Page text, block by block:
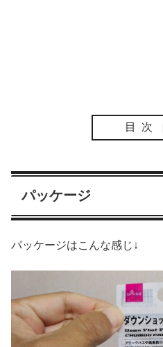
目次
パッケージ
パッケージはこんな感じ↓